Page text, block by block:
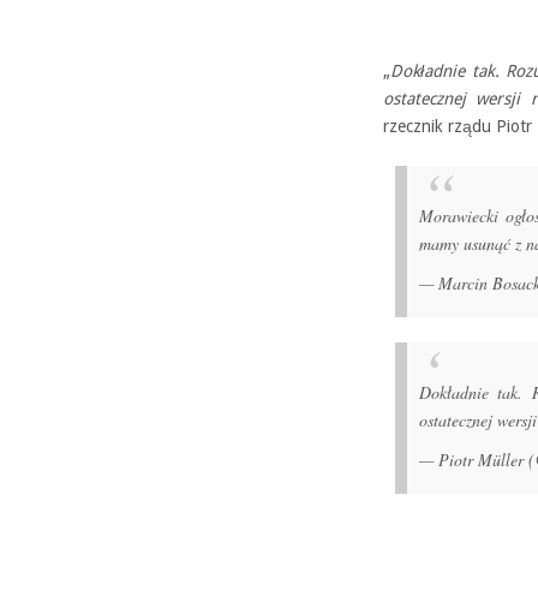
„Dokładnie tak.
ostatecznej wersji
rzecznik rządu Piotr
Morawiecki
mamy usunąć z
— Marcin
Dokładnie tak.
ostatecznej
— Piotr Müller